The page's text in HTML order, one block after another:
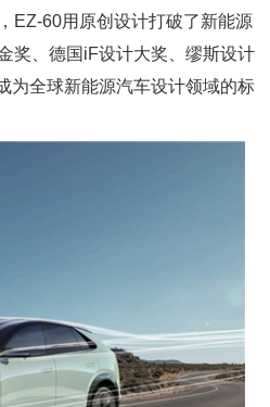
EZ-60用原创设计打破了新能源
奖、德国iF设计大奖、缪斯设计
为全球新能源汽车设计领域的标